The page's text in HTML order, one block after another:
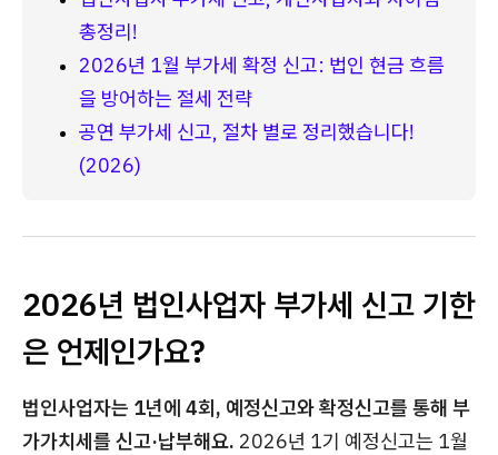
총정리!
2026년 1월 부가세 확정 신고: 법인 현금 흐름
을 방어하는 절세 전략
공연 부가세 신고, 절차 별로 정리했습니다!
(2026)
2026년 법인사업자 부가세 신고 기한
은 언제인가요?
법인사업자는 1년에 4회, 예정신고와 확정신고를 통해 부
가가치세를 신고·납부해요. 2026년 1기 예정신고는 1월